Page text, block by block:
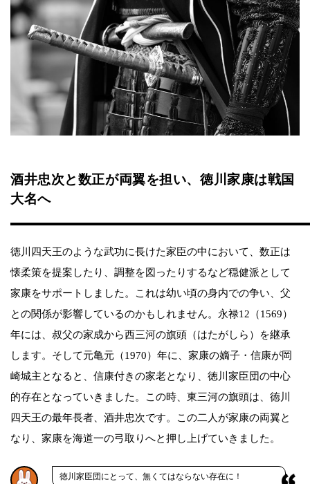
酒井忠次と数正が両翼を担い、徳川家康は戦国
大名へ
徳川四天王のような武功に長けた家臣の中において、数正は
懐柔策を提案したり、調整を図ったりするなど穏健派として
家康をサポートしました。これは幼い頃の身内での争い、父
との関係が影響しているのかもしれません。永禄12（1569）
年には、叔父の家成から西三河の旗頭（はたがしら）を継承
します。そして元亀元（1970）年に、家康の嫡子・信康が岡
崎城主となると、信康付きの家老となり、徳川家臣団の中心
的存在となっていきました。この時、東三河の旗頭は、徳川
四天王の最年長者、酒井忠次です。この二人が家康の両翼と
なり、家康を海道一の弓取りへと押し上げていきました。
徳川家臣団にとって、無くてはならない存在に！